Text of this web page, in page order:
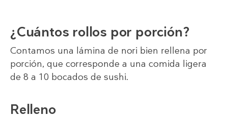
¿Cuántos rollos por porción?
Contamos una lámina de nori bien rellena por
porción, que corresponde a una comida ligera
de 8 a 10 bocados de sushi.
Relleno